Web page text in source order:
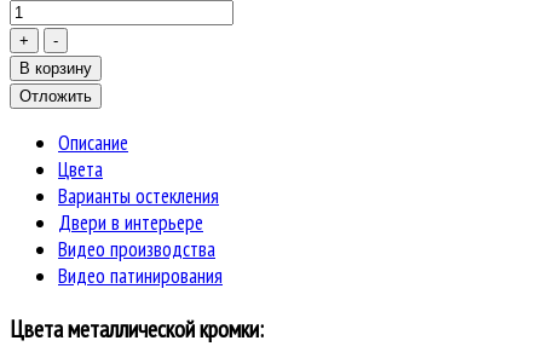
Описание
Цвета
Варианты остекления
Двери в интерьере
Видео производства
Видео патинирования
Цвета металлической кромки: